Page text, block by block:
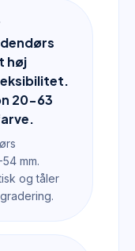
høj
20-63
mm.
og tåler